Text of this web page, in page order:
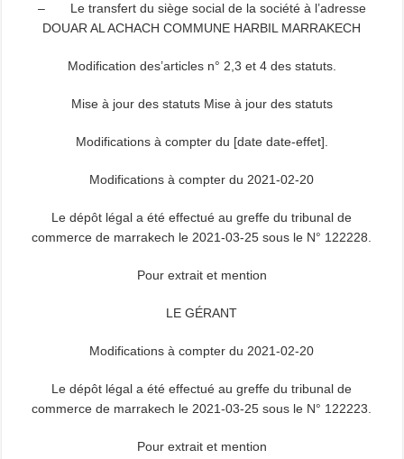
– Le transfert du siège social de la société à l’adresse
DOUAR AL ACHACH COMMUNE HARBIL MARRAKECH
Modification des’articles n° 2,3 et 4 des statuts.
Mise à jour des statuts Mise à jour des statuts
Modifications à compter du [date date-effet].
Modifications à compter du 2021-02-20
Le dépôt légal a été effectué au greffe du tribunal de
commerce de marrakech le 2021-03-25 sous le N° 122228.
Pour extrait et mention
LE GÉRANT
Modifications à compter du 2021-02-20
Le dépôt légal a été effectué au greffe du tribunal de
commerce de marrakech le 2021-03-25 sous le N° 122223.
Pour extrait et mention